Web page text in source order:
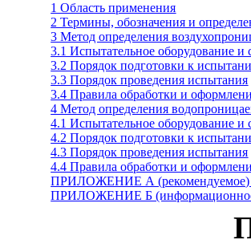
1 Область применения
2 Термины, обозначения и
3 Метод определения
3.1 Испытательное оборудование и
3.2 Порядок подготовки к
3.3 Порядок проведения испытания
3.4 Правила обработки и
4 Метод определения
4.1 Испытательное оборудование и
4.2 Порядок подготовки к
4.3 Порядок проведения испытания
4.4 Правила обработки и
ПРИЛОЖЕНИЕ А (рекомендуемое)
ПРИЛОЖЕНИЕ Б (информационное)